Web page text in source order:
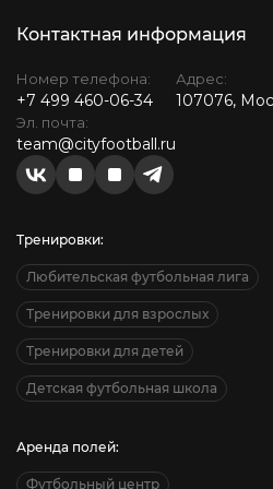
Контактная информация
Номер телефона:
+7 499 460-06-34
Эл. почта:
team@cityfootball.ru
Адрес:
107076,
Тренировки:
Любительская футбольная лига
Тренировки для взрослых
Тренировки для детей
Детская футбольная школа
Аренда полей:
Футбольный центр